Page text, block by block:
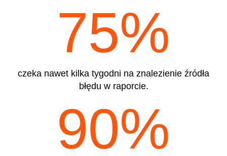
75%
czeka nawet kilka tygodni na znalezienie źródła
błędu w raporcie.
90%